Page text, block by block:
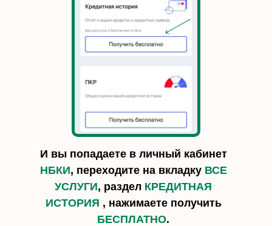
И вы попадаете в личный кабинет
НБКИ, переходите на вкладку ВСЕ
УСЛУГИ, раздел КРЕДИТНАЯ
ИСТОРИЯ , нажимаете получить
БЕСПЛАТНО.